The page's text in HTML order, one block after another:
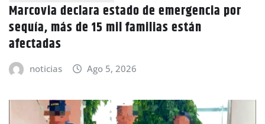
Marcovia declara estado de emergencia por
sequía, más de 15 mil familias están
afectadas
noticias Ago 5, 2026